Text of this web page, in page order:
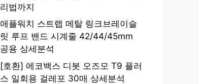
리법까지
애플워치 스트랩 메탈 링크브레이슬
릿 루프 밴드 시계줄 42/44/45mm
공용 상세분석
[호환] 에코백스 디봇 오즈모 T9 플러
스 일회용 걸레포 30매 상세분석